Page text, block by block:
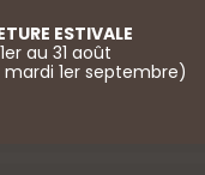
ESTIVALE
au 31 août
1er septembre)